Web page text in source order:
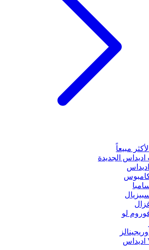
مبيعاً
اديداس الجديدة
لو
اديداس